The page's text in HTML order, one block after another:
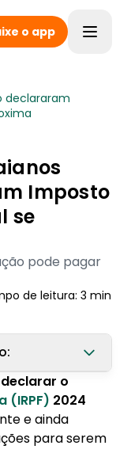
o app
declararam
Imposto
se
pode pagar
de leitura: 3 min
em
o
(IRPF) 2024
e ainda
para serem